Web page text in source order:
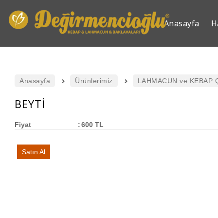
Anasayfa
Anasayfa Ürünlerimiz LAHMACUN ve KEBAP
BEYTİ
Fiyat :600 TL
Satın Al